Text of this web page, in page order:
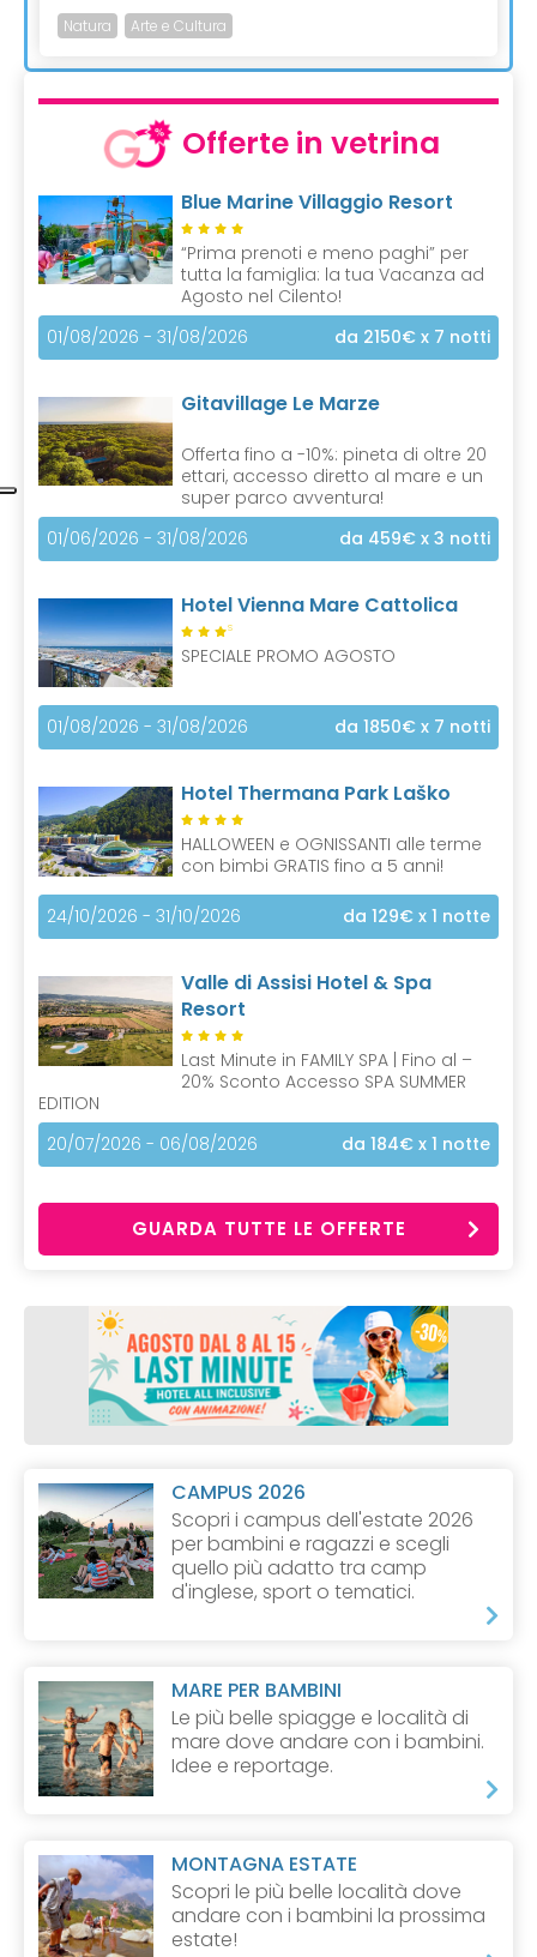
Natura Arte e Cultura
Offerte in vetrina
Blue Marine Villaggio Resort
“Prima prenoti e meno paghi” per
tutta la famiglia: la tua Vacanza ad
Agosto nel Cilento!
01/08/2026 - 31/08/2026
da 2150€ x 7 notti
Gitavillage Le Marze
Offerta fino a -10%: pineta di oltre 20
ettari, accesso diretto al mare e un
super parco avventura!
01/06/2026 - 31/08/2026
da 459€ x 3 notti
Hotel Vienna Mare Cattolica
S
SPECIALE PROMO AGOSTO
01/08/2026 - 31/08/2026 da 1850€ x 7 notti
Hotel Thermana Park Laško
HALLOWEEN e OGNISSANTI alle terme
con bimbi GRATIS fino a 5 anni!
24/10/2026 - 31/10/2026 da 129€ x 1 notte
Valle di Assisi Hotel & Spa
Resort
Last Minute in FAMILY SPA | Fino al –
20% Sconto Accesso SPA SUMMER
EDITION
20/07/2026 - 06/08/2026
da 184€ x 1 notte
GUARDA TUTTE LE OFFERTE
CAMPUS 2026
Scopri i campus dell'estate 2026
per bambini e ragazzi e scegli
quello più adatto tra camp
d'inglese, sport o tematici.
MARE PER BAMBINI
Le più belle spiagge e località di
mare dove andare con i bambini.
Idee e reportage.
MONTAGNA ESTATE
Scopri le più belle località dove
andare con i bambini la prossima
estate!